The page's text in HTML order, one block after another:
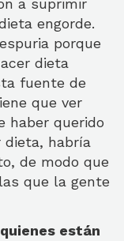
a suprimir
engorde.
porque
dieta
fuente de
que ver
haber querido
dieta, habría
de modo que
que la gente
están